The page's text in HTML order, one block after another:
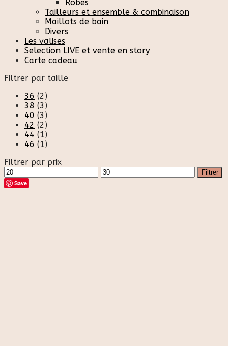
Robes
Tailleurs et ensemble & combinaison
Maillots de bain
Divers
Les valises
Selection LIVE et vente en story
Carte cadeau
Filtrer par taille
36 (2)
38 (3)
40 (3)
42 (2)
44 (1)
46 (1)
Filtrer par prix
Prix
min
Prix
max
Filtrer
Save